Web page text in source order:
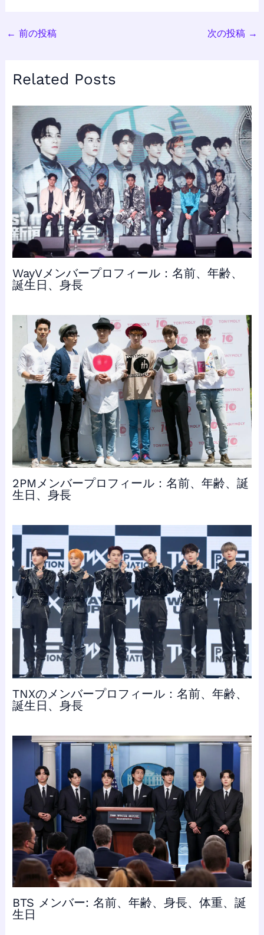
← 前の投稿 次の投稿 →
Related Posts
WayVメンバープロフィール：名前、年齢、
誕生日、身長
2PMメンバープロフィール：名前、年齢、誕
生日、身長
TNXのメンバープロフィール：名前、年齢、
誕生日、身長
BTS メンバー: 名前、年齢、身長、体重、誕
生日